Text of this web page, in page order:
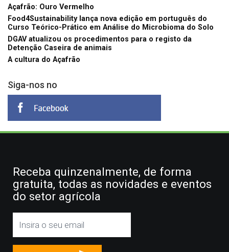
Açafrão: Ouro Vermelho
Food4Sustainability lança nova edição em português do
Curso Teórico-Prático em Análise do Microbioma do Solo
DGAV atualizou os procedimentos para o registo da
Detenção Caseira de animais
A cultura do Açafrão
Siga-nos no
Receba quinzenalmente, de forma
gratuita, todas as novidades e eventos
do setor agrícola